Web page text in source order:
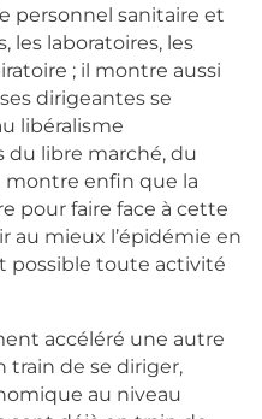
personnel sanitaire et
les laboratoires, les
; il montre aussi
dirigeantes se
libéralisme
du libre marché, du
montre enfin que la
pour faire face à cette
au mieux l’épidémie en
possible toute activité
accéléré une autre
train de se diriger,
au niveau